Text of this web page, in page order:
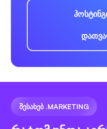
ᲨᲔᲡᲐᲮᲔᲑ .MARKETING